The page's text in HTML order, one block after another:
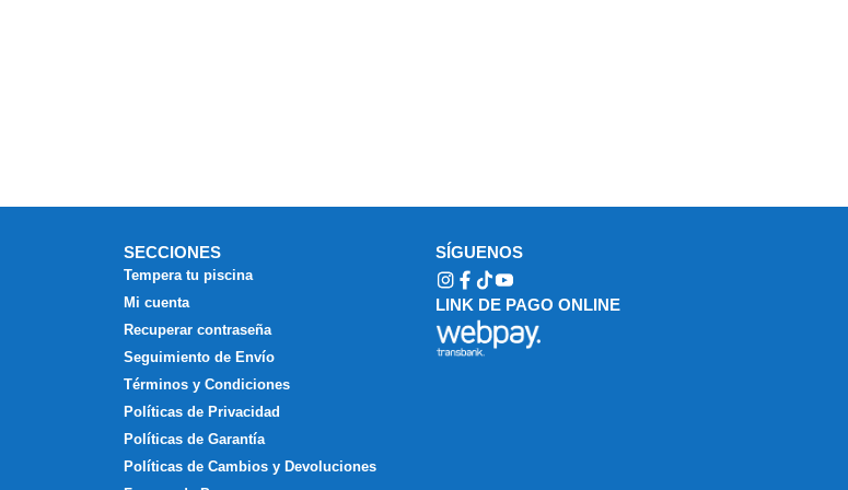
SECCIONES
Tempera tu piscina
Mi cuenta
Recuperar contraseña
Seguimiento de Envío
Términos y Condiciones
Políticas de Privacidad
Políticas de Garantía
Políticas de Cambios y Devoluciones
SÍGUENOS
LINK DE PAGO ONLINE